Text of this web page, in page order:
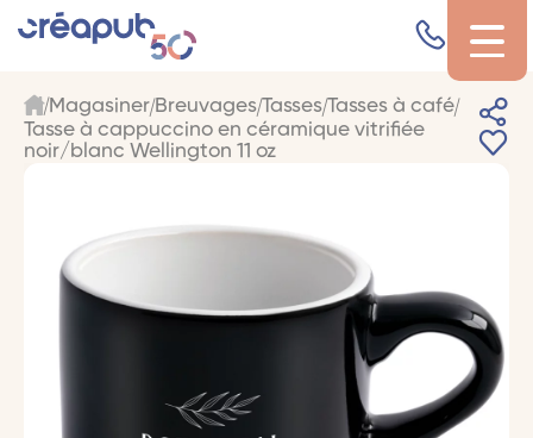
Magasiner Breuvages Tasses Tasses à café
Tasse à cappuccino en céramique vitrifiée
noir/blanc Wellington 11 oz